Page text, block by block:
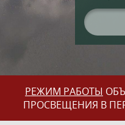
РЕЖИМ РАБОТЫ
ПРОСВЕЩЕНИЯ В